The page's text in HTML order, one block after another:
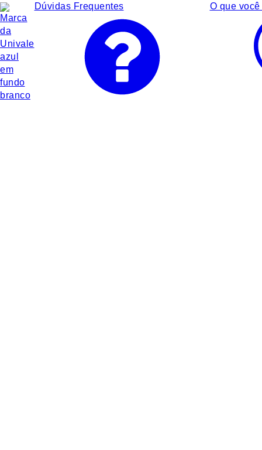
Dúvidas Frequentes O que